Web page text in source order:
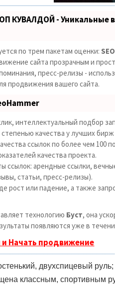
КУВАЛДОЙ - Уникальные
по трем пакетам оценки:
сайта прозрачным и
пресс-релизы -
продвижения вашего сайта.
интеллектуальный подбор
качества у лучших
ссылок по более чем 100
качества проекта.
ссылок: арендные ссылки,
статьи, пресс-релизы).
рост или падение, а также
технологию Буст, она
появляются уже в
и Начать продвижение
двухспицевый
классным, спортивным